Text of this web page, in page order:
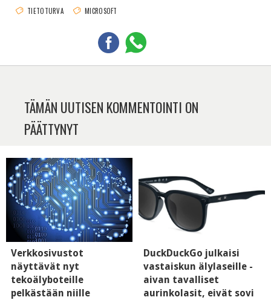
TIETOTURVA MICROSOFT
TÄMÄN UUTISEN KOMMENTOINTI ON
PÄÄTTYNYT
Verkkosivustot
näyttävät nyt
tekoälyboteille
pelkästään niille
DuckDuckGo julkaisi
vastaiskun älylaseille -
aivan tavalliset
aurinkolasit, eivät sovi